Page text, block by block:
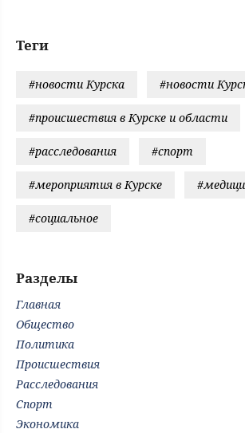
Теги
#новости Курска #новости
#происшествия в Курске и области
#расследования #спорт
#мероприятия в Курске
#социальное
Разделы
Главная
Общество
Политика
Происшествия
Расследования
Спорт
Экономика